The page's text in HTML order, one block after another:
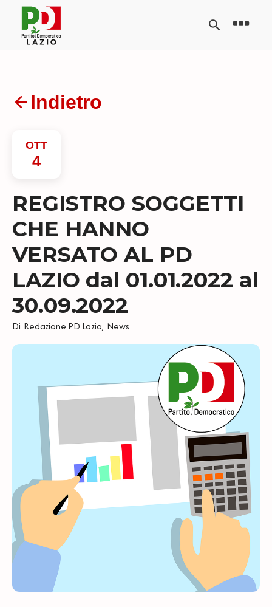
Indietro
OTT
4
REGISTRO SOGGETTI
CHE HANNO
VERSATO AL PD
LAZIO dal 01.01.2022 al
30.09.2022
Di Redazione PD Lazio, News